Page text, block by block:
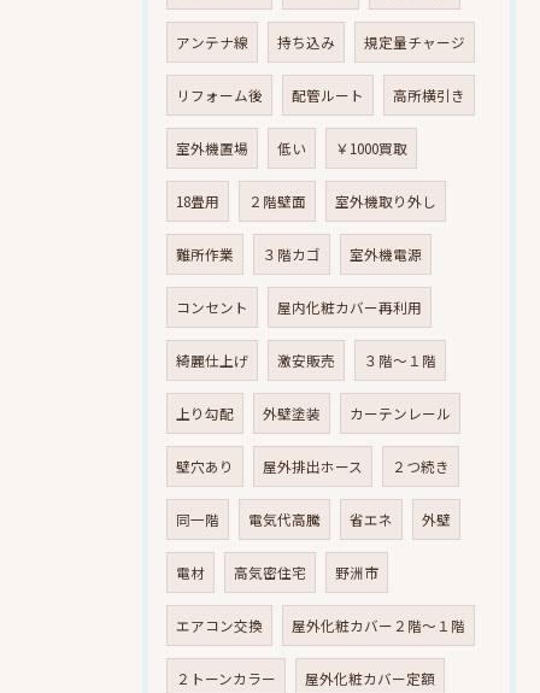
アンテナ線 持ち込み 規定量チャージ
リフォーム後 配管ルート 高所横引き
室外機置場 低い ￥1000買取
18畳用 ２階壁面 室外機取り外し
難所作業 ３階カゴ 室外機電源
コンセント 屋内化粧カバー再利用
綺麗仕上げ 激安販売 ３階～１階
上り勾配 外壁塗装 カーテンレール
壁穴あり 屋外排出ホース ２つ続き
同一階 電気代高騰 省エネ 外壁
電材 高気密住宅 野洲市
エアコン交換 屋外化粧カバー２階～１階
２トーンカラー 屋外化粧カバー定額